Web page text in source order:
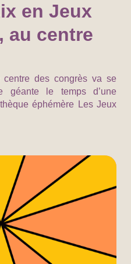
en Jeux
au centre
des congrès va se
géante le temps d’une
éphémère Les Jeux